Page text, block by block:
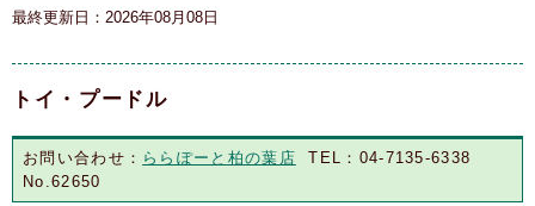
最終更新日：2026年08月08日
トイ・プードル
お問い合わせ： ららぽーと柏の葉店 TEL：04-7135-6338
No.62650